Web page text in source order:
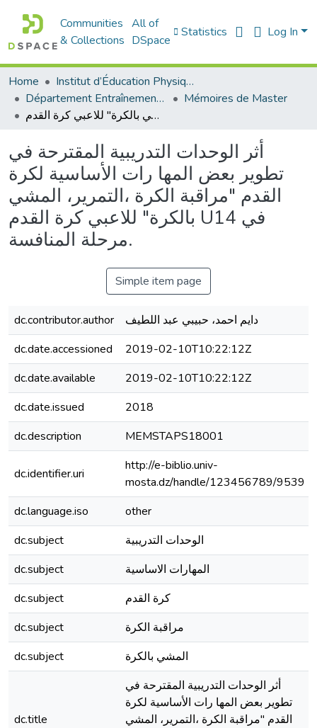
Communities
& Collections
All of
DSpace
Statistics Log In
Home
Institut d’Éducation Physique et Sportive
Département Entraînement Sportif (ES)
Mémoires de Master
أثر الوحدات التدريبية المقترحة في تطوير بعض المها رات الأساسية لكرة القدم "مراقبة الكرة ،التمرير، المشي بالكرة" للاعبي كرة القدم U14 في مرحلة المنافسة.
أثر الوحدات التدريبية المقترحة في
تطوير بعض المها رات الأساسية لكرة
القدم "مراقبة الكرة ،التمرير، المشي
بالكرة" للاعبي كرة القدم U14 في
مرحلة المنافسة.
Simple item page
dc.contributor.author
دايم احمد، حبيبي عبد اللطيف
dc.date.accessioned
2019-02-10T10:22:12Z
dc.date.available
2019-02-10T10:22:12Z
dc.date.issued
2018
dc.description
MEMSTAPS18001
dc.identifier.uri
http://e-biblio.univ-
mosta.dz/handle/123456789/9539
dc.language.iso
other
dc.subject
الوحدات التدريبية
dc.subject
المهارات الاساسية
dc.subject
كرة القدم
dc.subject
مراقبة الكرة
dc.subject
المشي بالكرة
dc.title
أثر الوحدات التدريبية المقترحة في
تطوير بعض المها رات الأساسية لكرة
القدم "مراقبة الكرة ،التمرير، المشي